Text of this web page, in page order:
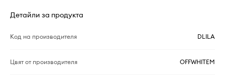
Детайли за продукта
Код на производителя DLILA
Цвят от производителя OFFWHITEM